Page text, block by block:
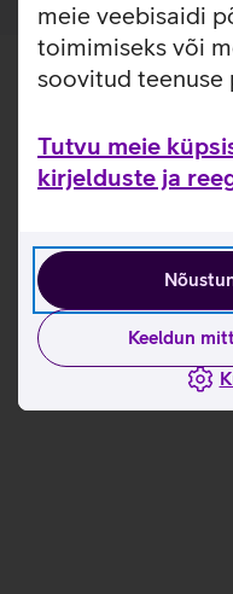
meie veebisaidi
toimimiseks või
soovitud teenuse
Tutvu meie
kirjelduste ja
Keeldun